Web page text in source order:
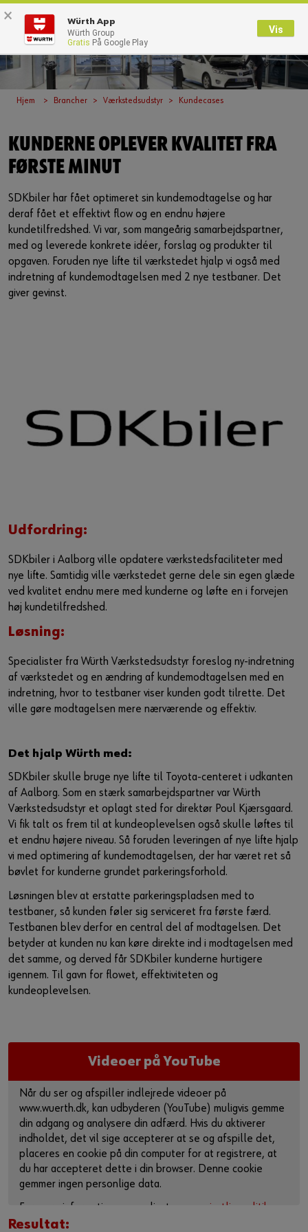
Med brugernavn Log på med kundenummer
Glemt dit kodeord?
Husk login data
Tilmeld dig her i tre enkle trin for at bruge alle funktionerne i
shoppen.
Hjem Brancher Værkstedsudstyr Kundecases
KUNDERNE OPLEVER KVALITET FRA
FØRSTE MINUT
SDKbiler har fået optimeret sin kundemodtagelse og har
deraf fået et effektivt flow og en endnu højere
kundetilfredshed. Vi var, som mangeårig samarbejdspartner,
med og leverede konkrete idéer, forslag og produkter til
opgaven. Foruden nye lifte til værkstedet hjalp vi også med
indretning af kundemodtagelsen med 2 nye testbaner. Det
giver gevinst.
Udfordring:
SDKbiler i Aalborg ville opdatere værkstedsfaciliteter med
nye lifte. Samtidig ville værkstedet gerne dele sin egen glæde
ved kvalitet endnu mere med kunderne og løfte en i forvejen
høj kundetilfredshed.
Løsning:
Specialister fra Würth Værkstedsudstyr foreslog ny-indretning
af værkstedet og en ændring af kundemodtagelsen med en
indretning, hvor to testbaner viser kunden godt tilrette. Det
ville gøre modtagelsen mere nærværende og effektiv.
Det hjalp Würth med:
SDKbiler skulle bruge nye lifte til Toyota-centeret i udkanten
af Aalborg. Som en stærk samarbejdspartner var Würth
Værkstedsudstyr et oplagt sted for direktør Poul Kjærsgaard.
Vi fik talt os frem til at kundeoplevelsen også skulle løftes til
et endnu højere niveau. Så foruden leveringen af nye lifte hjalp
vi med optimering af kundemodtagelsen, der har været ret så
bøvlet for kunderne grundet parkeringsforhold.
Løsningen blev at erstatte parkeringspladsen med to
testbaner, så kunden føler sig serviceret fra første færd.
Testbanen blev derfor en central del af modtagelsen. Det
betyder at kunden nu kan køre direkte ind i modtagelsen med
det samme, og derved får SDKbiler kunderne hurtigere
igennem. Til gavn for flowet, effektiviteten og
kundeoplevelsen.
Videoer på YouTube
Når du ser og afspiller indlejrede videoer på
www.wuerth.dk, kan udbyderen (YouTube) muligvis gemme
din adgang og analysere din adfærd. Hvis du aktiverer
indholdet, det vil sige accepterer at se og afspille det,
placeres en cookie på din computer for at registrere, at
du har accepteret dette i din browser. Denne cookie
gemmer ingen personlige data.
For mere information, se venligst vores
privatlivspolitik
cookie-side
Resultat:
× Würth App
Würth Group
Gratis På Google Play
Vis